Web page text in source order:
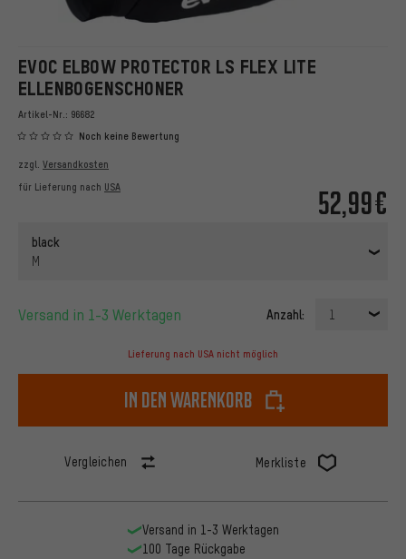
EVOC ELBOW PROTECTOR LS FLEX LITE
ELLENBOGENSCHONER
Artikel-Nr.: 96682
Noch keine Bewertung
52,99€
zzgl. Versandkosten
für Lieferung nach USA
black
M
Versand in 1-3 Werktagen Anzahl: 1
Lieferung nach USA nicht möglich
In den Warenkorb
Vergleichen Merkliste
Versand in 1-3 Werktagen
100 Tage Rückgabe